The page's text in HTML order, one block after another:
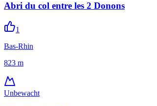
Abri du col entre les 2 Donons
1
Bas-Rhin
823 m
Unbewacht